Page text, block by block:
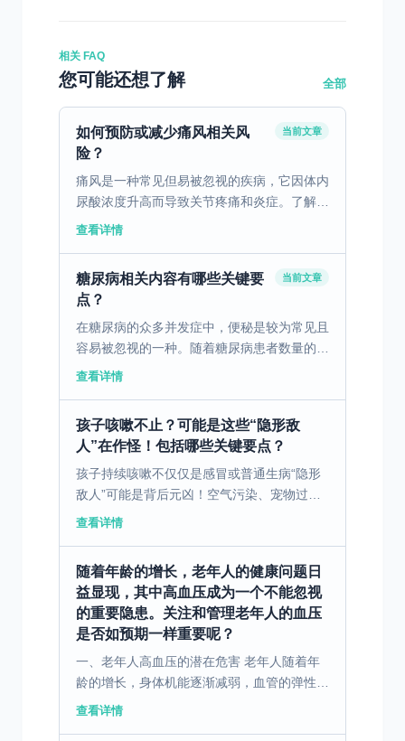
相关 FAQ
您可能还想了解 全部
如何预防或减少痛风相关风
险？
当前文章
痛风是一种常见但易被忽视的疾病，它因体内
尿酸浓度升高而导致关节疼痛和炎症。了解痛
风的成因、症状及预防和治疗对控制病情至关
查看详情
糖尿病相关内容有哪些关键要
点？
当前文章
在糖尿病的众多并发症中，便秘是较为常见且
容易被忽视的一种。随着糖尿病患者数量的不
断增加，了解糖尿病代谢异常引发便秘的原
查看详情
孩子咳嗽不止？可能是这些“隐形敌
人”在作怪！包括哪些关键要点？
孩子持续咳嗽不仅仅是感冒或普通生病“隐形
敌人”可能是背后元凶！空气污染、宠物过敏
甚至家居霉菌都可能是导致咳嗽的重要因素，
查看详情
随着年龄的增长，老年人的健康问题日
益显现，其中高血压成为一个不能忽视
的重要隐患。关注和管理老年人的血压
是否如预期一样重要呢？
一、老年人高血压的潜在危害 老年人随着年
龄的增长，身体机能逐渐减弱，血管的弹性也
明显下降，这使得他们更容易受到高血压的侵
查看详情